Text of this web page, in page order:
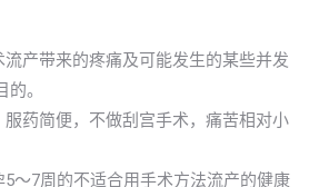
产带来的疼痛及可能发生的某些并发
。
药简便，不做刮宫手术，痛苦相对小
～7周的不适合用手术方法流产的健康